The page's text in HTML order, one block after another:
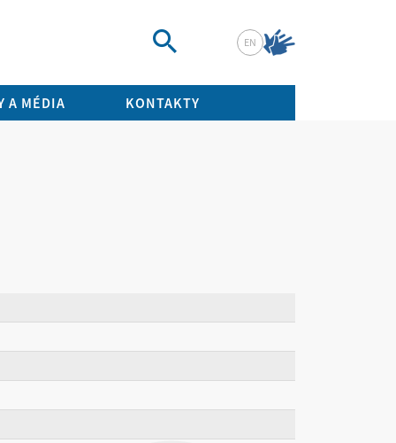
EN
A MÉDIA KONTAKTY